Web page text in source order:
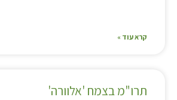
קרא עוד »
תרו"מ בצמח 'אלוורה'